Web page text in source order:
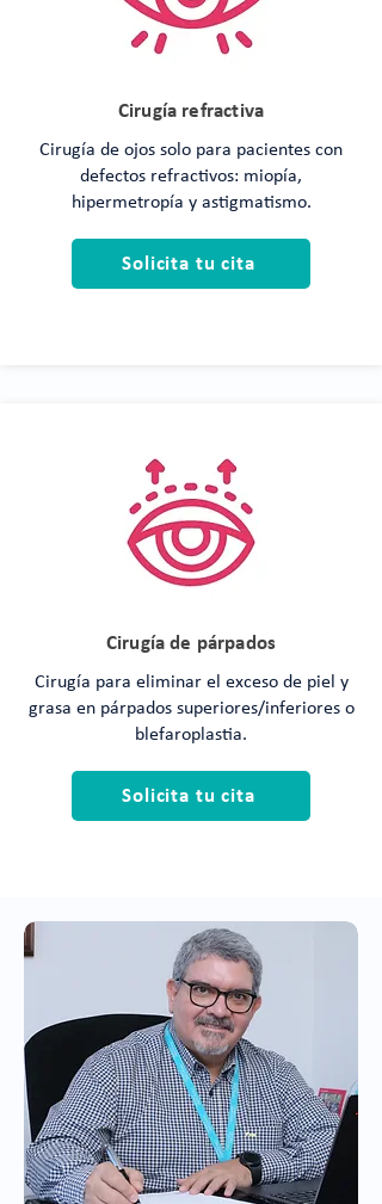
Cirugía refractiva
Cirugía de ojos solo para pacientes con
defectos refractivos: miopía,
hipermetropía y astigmatismo.
Solicita tu cita
Cirugía de párpados
Cirugía para eliminar el exceso de piel y
grasa en párpados superiores/inferiores o
blefaroplastia.
Solicita tu cita